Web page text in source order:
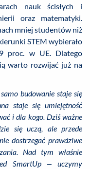
nauk ścisłych i
oraz matematyki.
mniej studentów niż
STEM wybierało
proc. w UE. Dlatego
warto rozwijać już na
budowanie staje się
staje się umiejętność
i dla kogo. Dziś ważne
się uczą, ale przede
dostrzegać prawdziwe
Nad tym właśnie
SmartUp
– uczymy